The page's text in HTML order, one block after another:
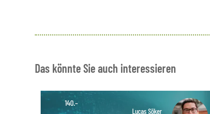
Das könnte Sie auch interessieren
140.–
Lucas Söker